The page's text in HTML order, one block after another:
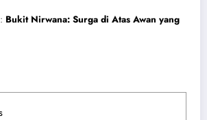
Bukit Nirwana: Surga di Atas Awan yang